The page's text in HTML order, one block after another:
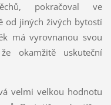
pokračoval ve
od jiných živých bytostí
má vyrovnanou svou
okamžitě uskuteční
velmi velkou hodnotu